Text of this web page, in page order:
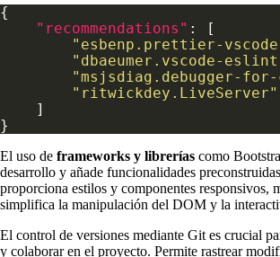
"recommendations"
"esbenp.prettier-
"dbaeumer.vscode-
"msjsdiag.debugger-for-
"ritwickdey.LiveServer"
El uso de frameworks y librerías como
desarrollo y añade funcionalidades
proporciona estilos y componentes responsivos,
simplifica la manipulación del DOM y la
El control de versiones mediante Git es crucial
y colaborar en el proyecto. Permite rastrear